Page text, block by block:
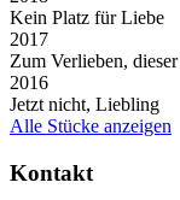
Kein Platz für Liebe
2017
Zum Verlieben,
2016
Jetzt nicht, Liebling
Alle Stücke anzeigen
Kontakt